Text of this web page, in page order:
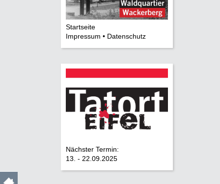
Startseite
Impressum • Datenschutz
Nächster Termin:
13. - 22.09.2025